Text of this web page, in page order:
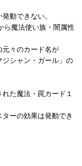
動できない。
ら魔法使い族・闇属性
元々のカード名が
ジシャン・ガール」の
た魔法・罠カード１
ーの効果は発動でき